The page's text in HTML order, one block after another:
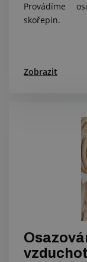
Provádíme
skořepin.
Zobrazit